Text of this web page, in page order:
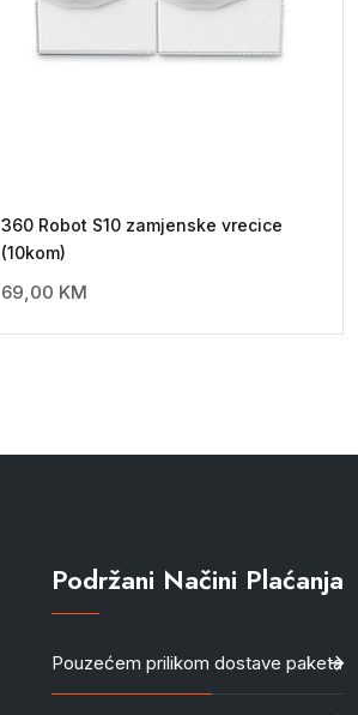
360 Robot S10 zamjenske vrecice
(10kom)
69,00 KM
Podržani Načini Plaćanja
Pouzećem prilikom dostave paketa